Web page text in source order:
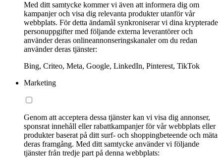
Med ditt samtycke kommer vi även att informera dig om
kampanjer och visa dig relevanta produkter utanför vår
webbplats. För detta ändamål synkroniserar vi dina krypterade
personuppgifter med följande externa leverantörer och
använder deras onlineannonseringskanaler om du redan
använder deras tjänster:
Bing, Criteo, Meta, Google, LinkedIn, Pinterest, TikTok
Marketing
Genom att acceptera dessa tjänster kan vi visa dig annonser,
sponsrat innehåll eller rabattkampanjer för vår webbplats eller
produkter baserat på ditt surf- och shoppingbeteende och mäta
deras framgång. Med ditt samtycke använder vi följande
tjänster från tredje part på denna webbplats: